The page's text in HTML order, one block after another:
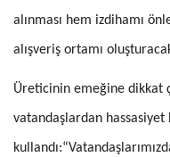
alınması hem izdihamı
alışveriş ortamı
Üreticinin emeğine dikkat
vatandaşlardan